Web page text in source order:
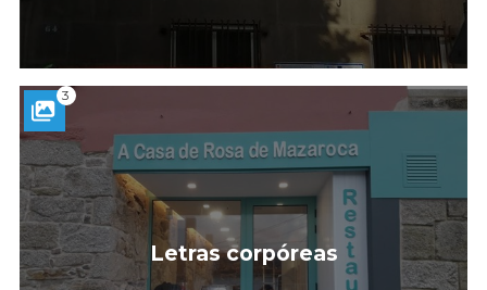
Letras corpóreas
3